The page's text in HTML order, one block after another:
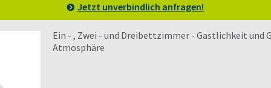
Jetzt unverbindlich anfragen!
Ein - , Zwei - und Dreibettzimmer - Gastlichkeit
Atmosphäre